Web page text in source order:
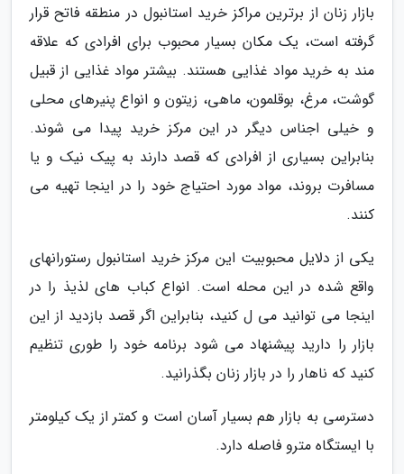
بازار زنان از برترین مراکز خرید استانبول در منطقه فاتح قرار
گرفته است، یک مکان بسیار محبوب برای افرادی که علاقه
مند به خرید مواد غذایی هستند. بیشتر مواد غذایی از قبیل
گوشت، مرغ، بوقلمون، ماهی، زیتون و انواع پنیرهای محلی
و خیلی اجناس دیگر در این مرکز خرید پیدا می شوند.
بنابراین بسیاری از افرادی که قصد دارند به پیک نیک و یا
مسافرت بروند، مواد مورد احتیاج خود را در اینجا تهیه می
کنند.
یکی از دلایل محبوبیت این مرکز خرید استانبول رستورانهای
واقع شده در این محله است. انواع کباب های لذیذ را در
اینجا می توانید می ل کنید، بنابراین اگر قصد بازدید از این
بازار را دارید پیشنهاد می شود برنامه خود را طوری تنظیم
کنید که ناهار را در بازار زنان بگذرانید.
دسترسی به بازار هم بسیار آسان است و کمتر از یک کیلومتر
با ایستگاه مترو فاصله دارد.